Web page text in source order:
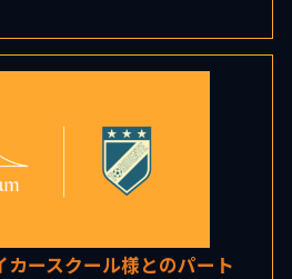
カースクール様とのパート